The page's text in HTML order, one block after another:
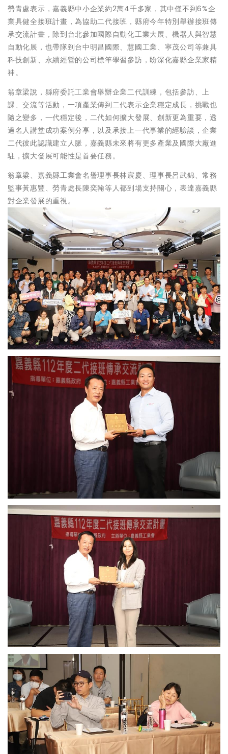
勞青處表示，嘉義縣中小企業約2萬4千多家，其中僅不到6%企
業具健全接班計畫，為協助二代接班，縣府今年特別舉辦接班傳
承交流計畫，除到台北參加國際自動化工業大展、機器人與智慧
自動化展，也帶隊到台中明昌國際、慧國工業、寧茂公司等兼具
科技創新、永續經營的公司標竿學習參訪，盼深化嘉縣企業家精
神。
翁章梁說，縣府委託工業會舉辦企業二代訓練，包括參訪、上
課、交流等活動，一項產業傳到二代表示企業穩定成長，挑戰也
隨之變多，一代穩定後，二代如何擴大發展、創新更為重要，透
過名人講堂成功案例分享，以及承接上一代事業的經驗談，企業
二代彼此認識建立人脈，嘉義縣未來將有更多產業及國際大廠進
駐，擴大發展可能性是首要任務。
翁章梁、嘉義縣工業會名譽理事長林宸慶、理事長呂武錦、常務
監事黃惠豐、勞青處長陳奕翰等人都到場支持關心，表達嘉義縣
對企業發展的重視。